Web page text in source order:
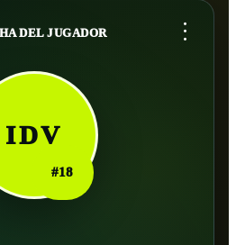
DEL JUGADOR ...
IDV
#18